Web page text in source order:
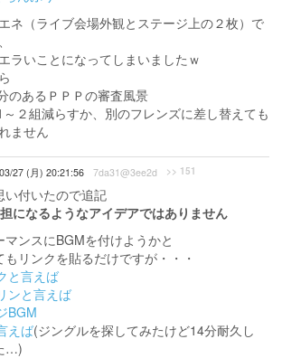
ネ（ライブ会場外観とステージ上の２枚）で
ラいことになってしまいましたｗ
のあるＰＰＰの審査風景
２組減らすか、別のフレンズに差し替えても
ません
27 (月) 20:21:56 7da31@3ee2d >> 151
い付いたので追記
になるようなアイデアではありません
マンスにBGMを付けようかと
もリンクを貼るだけですが・・・
と言えば
ンと言えば
BGM
えば(ジングルを探してみたけど14分耐久し
…)